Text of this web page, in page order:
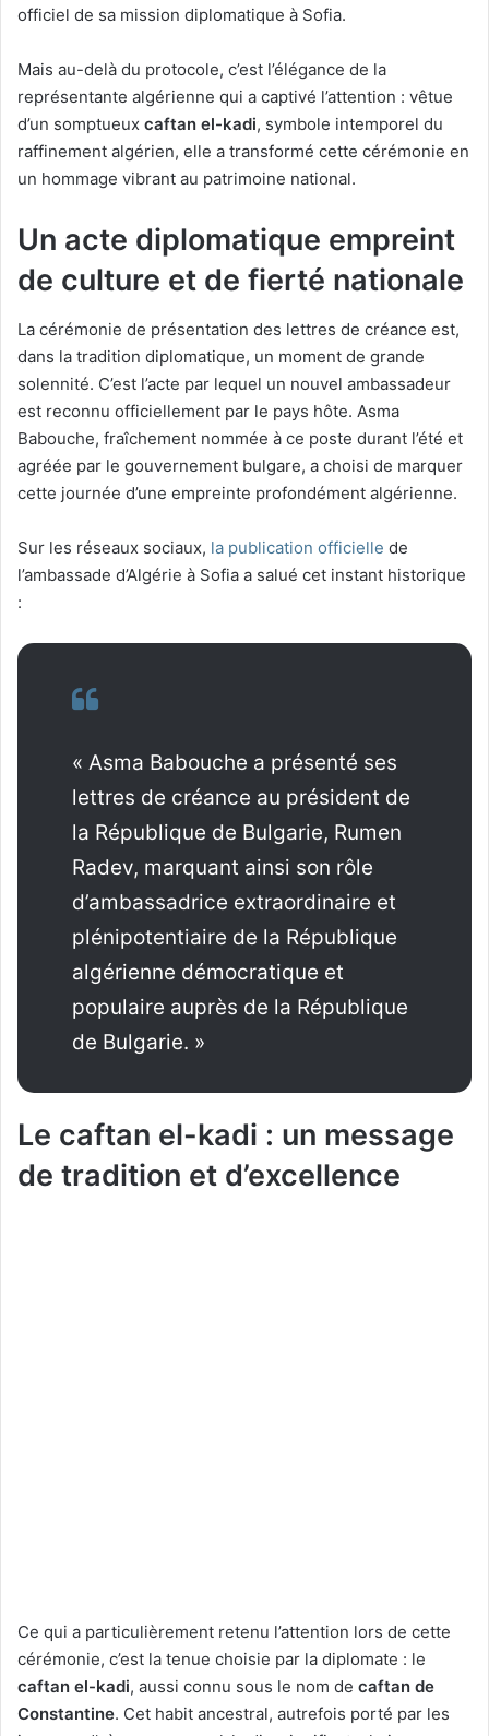
officiel de sa mission diplomatique à Sofia.
Mais au-delà du protocole, c’est l’élégance de la
représentante algérienne qui a captivé l’attention : vêtue
d’un somptueux caftan el-kadi, symbole intemporel du
raffinement algérien, elle a transformé cette cérémonie en
un hommage vibrant au patrimoine national.
Un acte diplomatique empreint
de culture et de fierté nationale
La cérémonie de présentation des lettres de créance est,
dans la tradition diplomatique, un moment de grande
solennité. C’est l’acte par lequel un nouvel ambassadeur
est reconnu officiellement par le pays hôte. Asma
Babouche, fraîchement nommée à ce poste durant l’été et
agréée par le gouvernement bulgare, a choisi de marquer
cette journée d’une empreinte profondément algérienne.
Sur les réseaux sociaux, la publication officielle de
l’ambassade d’Algérie à Sofia a salué cet instant historique
:
« Asma Babouche a présenté ses
lettres de créance au président de
la République de Bulgarie, Rumen
Radev, marquant ainsi son rôle
d’ambassadrice extraordinaire et
plénipotentiaire de la République
algérienne démocratique et
populaire auprès de la République
de Bulgarie. »
Le caftan el-kadi : un message
de tradition et d’excellence
Ce qui a particulièrement retenu l’attention lors de cette
cérémonie, c’est la tenue choisie par la diplomate : le
caftan el-kadi, aussi connu sous le nom de caftan de
Constantine. Cet habit ancestral, autrefois porté par les